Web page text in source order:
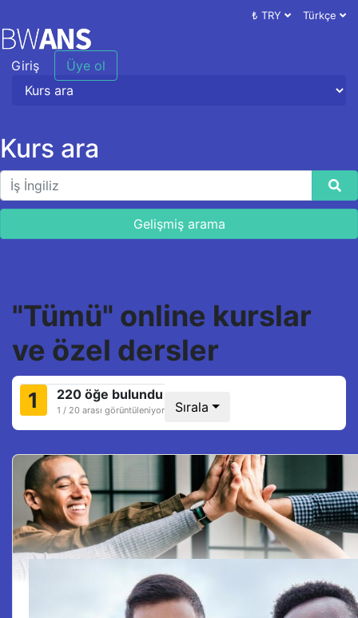
₺ TRY Türkçe
Giriş Üye ol
Kurs ara
Gelişmiş arama
"Tümü" online kurslar
ve özel dersler
1 220 öğe bulundu
1 / 20 arası görüntüleniyor Sırala